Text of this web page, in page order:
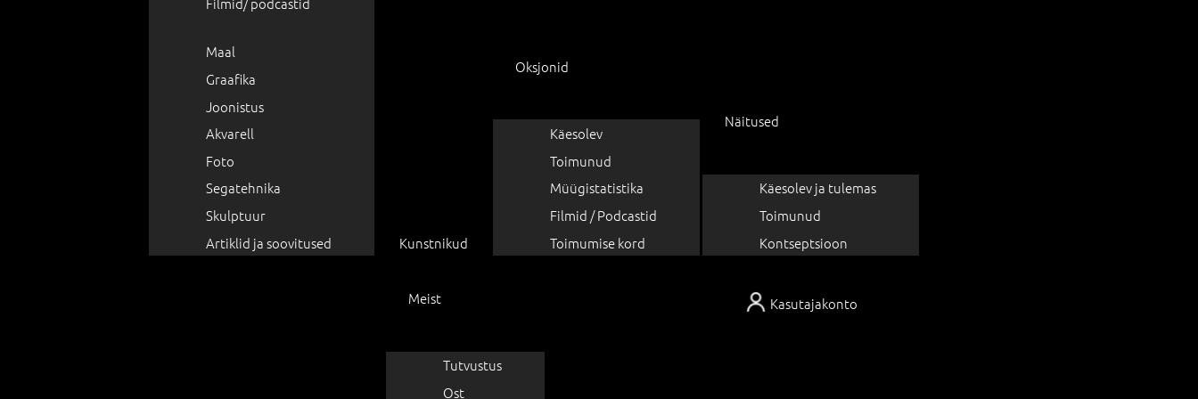
Kasutajakonto
Maal
Graafika
Joonistus
Akvarell
Foto
Segatehnika
Skulptuur
Artiklid ja soovitused
Kunstnikud
Oksjonid
Käesolev
Toimunud
Müügistatistika
Filmid / Podcastid
Toimumise kord
Näitused
Käesolev ja tulemas
Toimunud
Kontseptsioon
Meist
Tutvustus
Ost